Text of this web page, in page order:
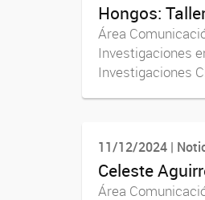
Hongos:
Área
Investigaciones
Investigaciones
11/12/2024 |
Celeste
Área